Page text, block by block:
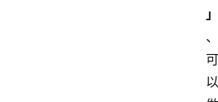
」
、
可
以